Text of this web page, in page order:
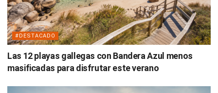
#DESTACADO
Las 12 playas gallegas con Bandera Azul menos
masificadas para disfrutar este verano